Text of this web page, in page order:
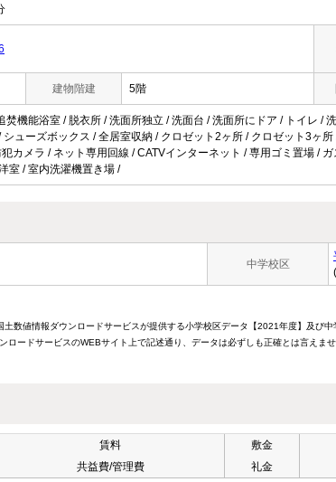
建物階建 5階
焚機能浴室 / 脱衣所 / 洗面所独立 / 洗面台 / 洗面所にドア / トイレ /
シューズボックス / 全居室収納 / クロゼット2ヶ所 / クロゼット3ヶ
カメラ / ネット専用回線 / CATVインターネット / 専用ゴミ置場 /
室 / 室内洗濯機置き場 /
中学校区
数値情報ダウンロードサービスが提供する小学校区データ【2021年度】及び
ードサービスのWEBサイト上で記述通り、データは必ずしも正確とは言えま
賃料
共益費/管理費
敷金
礼金